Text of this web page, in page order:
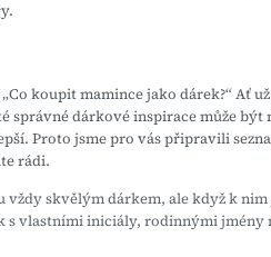
koupit mamince jako dárek?“ Ať
správné dárkové inspirace může
Proto jsme pro vás připravili
rádi.
vždy skvělým dárkem, ale když k
s vlastními iniciály, rodinnými jmény